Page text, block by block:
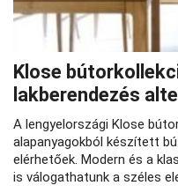
Klose
lakberendezés
A lengyelországi Klose
alapanyagokból készített
elérhetőek. Modern és a
is válogathatunk a széles